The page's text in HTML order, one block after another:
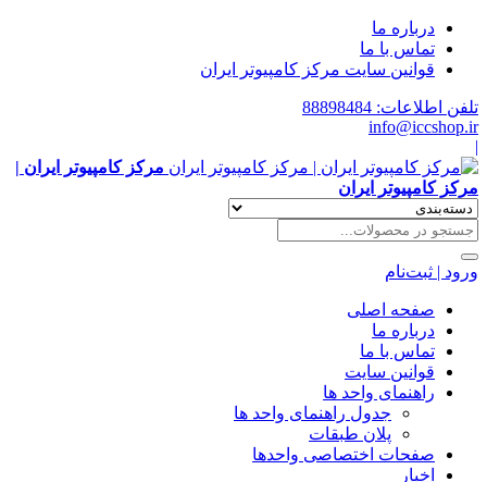
درباره ما
تماس با ما
قوانین سایت مرکز کامپیوتر ایران
تلفن اطلاعات: 88898484
info@iccshop.ir
|
مرکز کامپیوتر ایران |
مرکز کامپیوتر ایران
ورود | ثبت‌نام
صفحه اصلی
درباره ما
تماس با ما
قوانین سایت
راهنمای واحد ها
جدول راهنمای واحد ها
پلان طبقات
صفحات اختصاصی واحدها
اخبار